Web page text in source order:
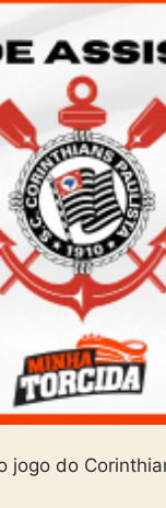
jogo do